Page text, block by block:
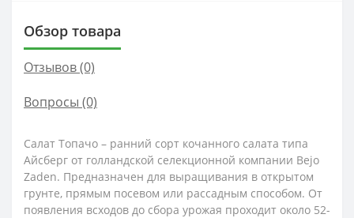
Обзор товара
Отзывов (0)
Вопросы (0)
Салат Топачо – ранний сорт кочанного салата типа
Айсберг от голландской селекционной компании Bejo
Zaden. Предназначен для выращивания в открытом
грунте, прямым посевом или рассадным способом. От
появления всходов до сбора урожая проходит около 52-